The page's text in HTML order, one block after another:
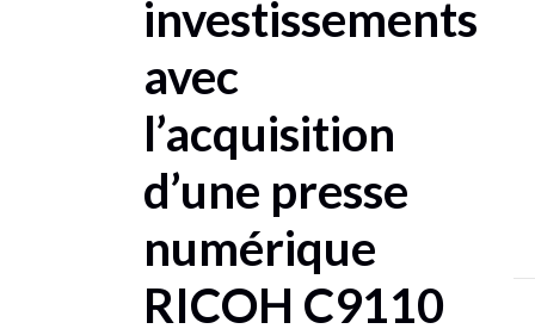
investissements
avec
l’acquisition
d’une presse
numérique
RICOH C9110